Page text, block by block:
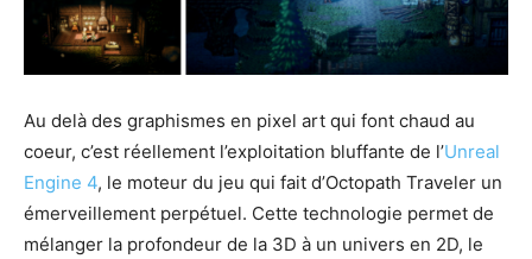
Au delà des graphismes en pixel art qui font chaud au
coeur, c’est réellement l’exploitation bluffante de l’Unreal
Engine 4, le moteur du jeu qui fait d’Octopath Traveler un
émerveillement perpétuel. Cette technologie permet de
mélanger la profondeur de la 3D à un univers en 2D, le